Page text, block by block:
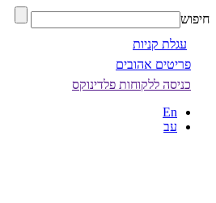
חיפוש
עגלת קניות
פריטים אהובים
כניסה ללקוחות פלדינוקס
En
עב